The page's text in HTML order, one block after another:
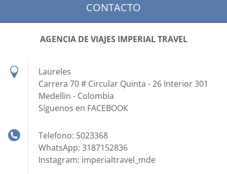
CONTACTO
AGENCIA DE VIAJES IMPERIAL TRAVEL
Laureles
Carrera 70 # Circular Quinta - 26 Interior 301
Medellin - Colombia
Síguenos en FACEBOOK
Telefono: 5023368
WhatsApp: 3187152836
Instagram: imperialtravel_mde